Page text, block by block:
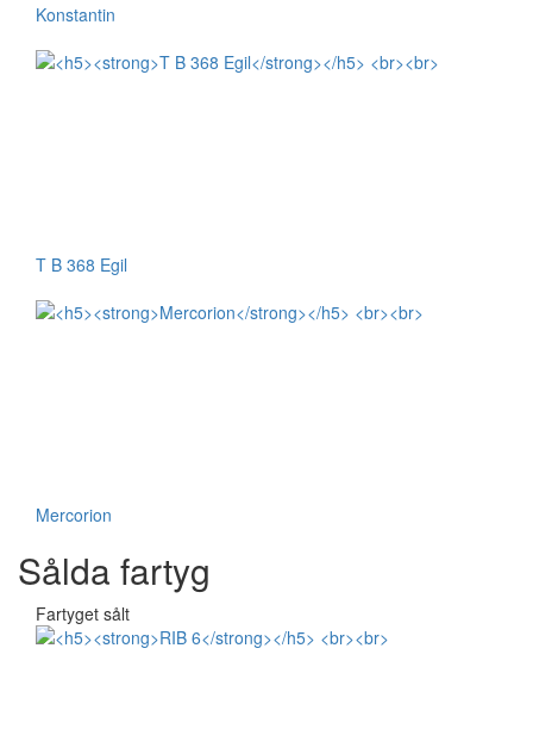
Konstantin
T B 368 Egil
Mercorion
Sålda fartyg
Fartyget sålt